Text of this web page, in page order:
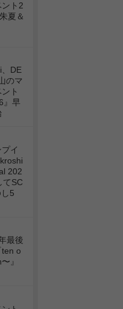
ト2
夏＆
DE
のマ
ト
』早
イ
202
てSC
5
最後
o
』